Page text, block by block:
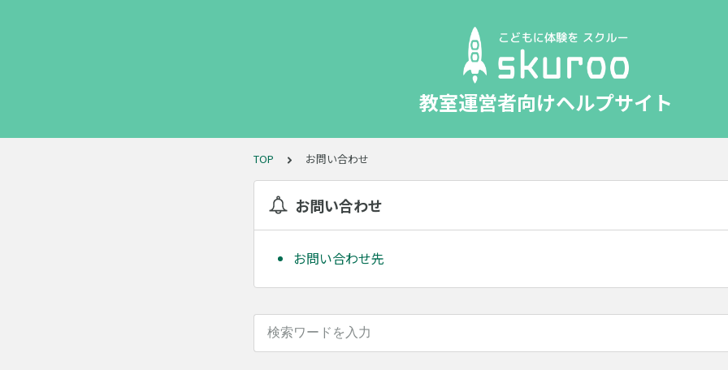
教室運営者向けヘルプサイト
TOP お問い合わせ
お問い合わせ
お問い合わせ先